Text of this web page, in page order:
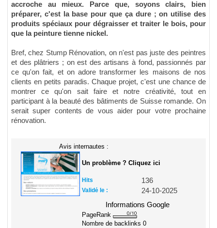
accroche au mieux. Parce que, soyons clairs, bien
préparer, c'est la base pour que ça dure ; on utilise des
produits spéciaux pour dégraisser et traiter le bois, pour
que la peinture tienne nickel.
Bref, chez Stump Rénovation, on n'est pas juste des peintres
et des plâtriers ; on est des artisans à fond, passionnés par
ce qu'on fait, et on adore transformer les maisons de nos
clients en petits paradis. Chaque projet, c'est une chance de
montrer ce qu'on sait faire et notre créativité, tout en
participant à la beauté des bâtiments de Suisse romande. On
serait super contents de vous aider pour votre prochaine
rénovation.
Avis internautes :
Un problème ? Cliquez ici
Hits 136
Validé le :
24-10-2025
Informations Google
PageRank
Nombre de backlinks 0